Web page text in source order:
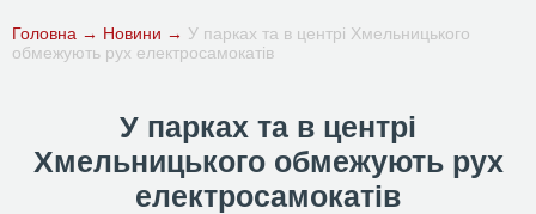
Головна → Новини → У парках та в центрі Хмельницького
обмежують рух електросамокатів
У парках та в центрі
Хмельницького обмежують рух
електросамокатів